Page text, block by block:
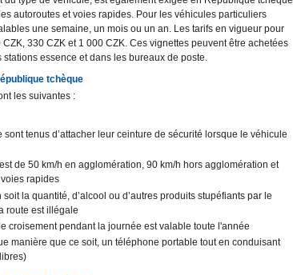
autoroutes et voies rapides. Pour les véhicules particuliers
une semaine, un mois ou un an. Les tarifs en vigueur pour
330 CZK et 1 000 CZK. Ces vignettes peuvent être achetées
essence et dans les bureaux de poste.
tchèque
les suivantes :
tenus d’attacher leur ceinture de sécurité lorsque le véhicule
de 50 km/h en agglomération, 90 km/h hors agglomération et
rapides
la quantité, d’alcool ou d’autres produits stupéfiants par le
route est illégale
croisement pendant la journée est valable toute l'année
manière que ce soit, un téléphone portable tout en conduisant